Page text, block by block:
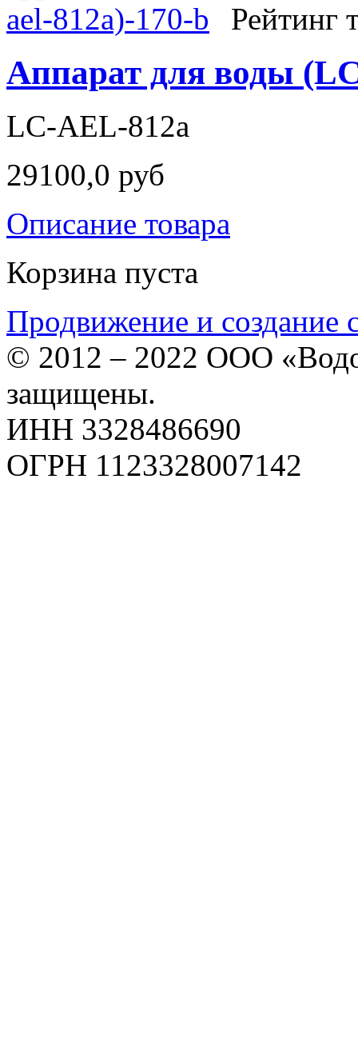
Рейтинг
Аппарат для воды
LC-AEL-812a
29100,0 руб
Описание товара
Корзина пуста
Продвижение и создание
© 2012 – 2022 ООО
защищены.
ИНН 3328486690
ОГРН 1123328007142